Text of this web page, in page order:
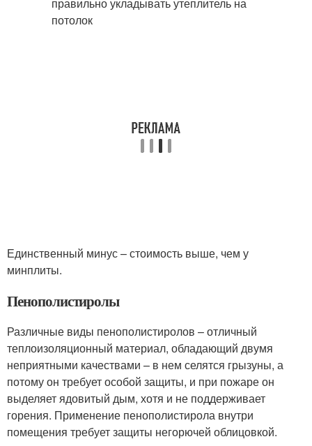
Единственный минус – стоимость выше, чем у
минплиты.
Пенополистиролы
Различные виды пенополистиролов – отличный
теплоизоляционный материал, обладающий двумя
неприятными качествами – в нем селятся грызуны, а
потому он требует особой защиты, и при пожаре он
выделяет ядовитый дым, хотя и не поддерживает
горения. Применение пенополистирола внутри
помещения требует защиты негорючей облицовкой.